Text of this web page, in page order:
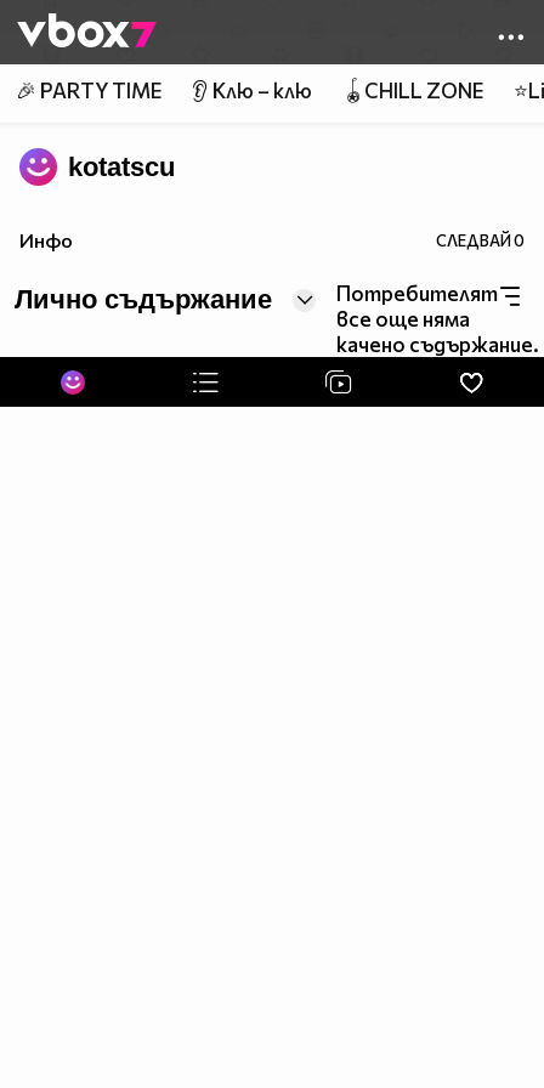
👾
🎉 PARTY TIME 👂 Клю – клю 🪀CHILL ZONE
kotatscu
Инфо СЛЕДВАЙ0
Лично съдържание
Потребителят
все още няма
качено съдържание.